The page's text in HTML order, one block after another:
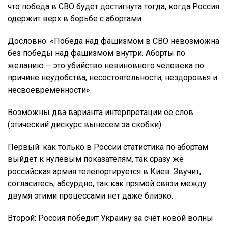
что победа в СВО будет достигнута тогда, когда Россия
одержит верх в борьбе с абортами.
Дословно: «Победа над фашизмом в СВО невозможна
без победы над фашизмом внутри. Аборты по
желанию – это убийство невиновного человека по
причине неудобства, несостоятельности, нездоровья и
несвоевременности».
Возможны два варианта интерпретации её слов
(этический дискурс вынесем за скобки).
Первый: как только в России статистика по абортам
выйдет к нулевым показателям, так сразу же
российская армия телепортируется в Киев. Звучит,
согласитесь, абсурдно, так как прямой связи между
двумя этими процессами нет даже близко.
Второй: Россия победит Украину за счёт новой волны